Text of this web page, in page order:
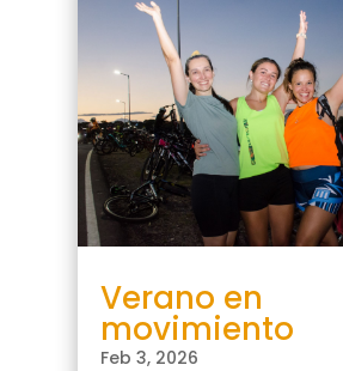
Verano en
movimiento
Feb 3, 2026